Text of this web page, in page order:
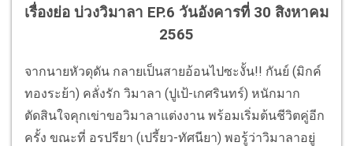
เรื่องย่อ บ่วงวิมาลา EP.6 วันอังคารที่ 30 สิงหาคม
2565
จากนายหัวดุดัน กลายเป็นสายอ้อนไปซะงั้น!! กันย์ (มิกค์
ทองระย้า) คลั่งรัก วิมาลา (ปูเป้-เกศรินทร์) หนักมาก
ตัดสินใจคุกเข่าขอวิมาลาแต่งงาน พร้อมเริ่มต้นชีวิตคู่อีก
ครั้ง ขณะที่ อรปรียา (เปรี้ยว-ทัศนียา) พอรู้ว่าวิมาลาอยู่